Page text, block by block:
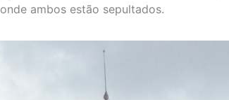
ambos estão sepultados.